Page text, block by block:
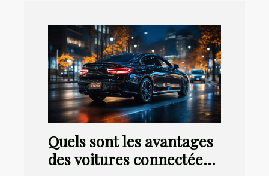
Quels sont les avantages
des voitures connectées